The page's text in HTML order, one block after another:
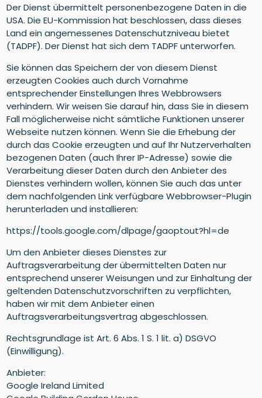
Der Dienst übermittelt personenbezogene Daten in die
USA. Die EU-Kommission hat beschlossen, dass dieses
Land ein angemessenes Datenschutzniveau bietet
(TADPF). Der Dienst hat sich dem TADPF unterworfen.
Sie können das Speichern der von diesem Dienst
erzeugten Cookies auch durch Vornahme
entsprechender Einstellungen Ihres Webbrowsers
verhindern. Wir weisen Sie darauf hin, dass Sie in diesem
Fall möglicherweise nicht sämtliche Funktionen unserer
Webseite nutzen können. Wenn Sie die Erhebung der
durch das Cookie erzeugten und auf Ihr Nutzerverhalten
bezogenen Daten (auch Ihrer IP-Adresse) sowie die
Verarbeitung dieser Daten durch den Anbieter des
Dienstes verhindern wollen, können Sie auch das unter
dem nachfolgenden Link verfügbare Webbrowser-Plugin
herunterladen und installieren:
https://tools.google.com/dlpage/gaoptout?hl=de
Um den Anbieter dieses Dienstes zur
Auftragsverarbeitung der übermittelten Daten nur
entsprechend unserer Weisungen und zur Einhaltung der
geltenden Datenschutzvorschriften zu verpflichten,
haben wir mit dem Anbieter einen
Auftragsverarbeitungsvertrag abgeschlossen.
Rechtsgrundlage ist Art. 6 Abs. 1 S. 1 lit. a) DSGVO
(Einwilligung).
Anbieter:
Google Ireland Limited